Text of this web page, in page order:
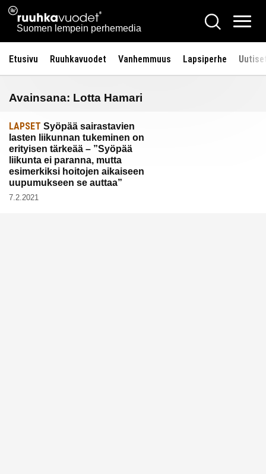
Siirry
sisältöön
Ruuhkavuodet.fi
Suomen lempein perhemedia
Hae
Etusivu Ruuhkavuodet Vanhemmuus Lapsiperhe
Avainsana: Lotta Hamari
LAPSET Syöpää sairastavien
lasten liikunnan tukeminen on
erityisen tärkeää – ”Syöpää
liikunta ei paranna, mutta
esimerkiksi hoitojen aikaiseen
uupumukseen se auttaa”
7.2.2021